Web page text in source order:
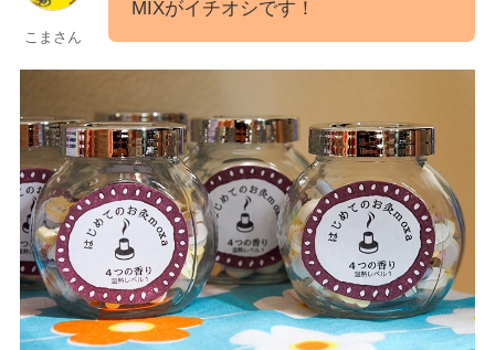
こまさん
MIXがイチオシです！